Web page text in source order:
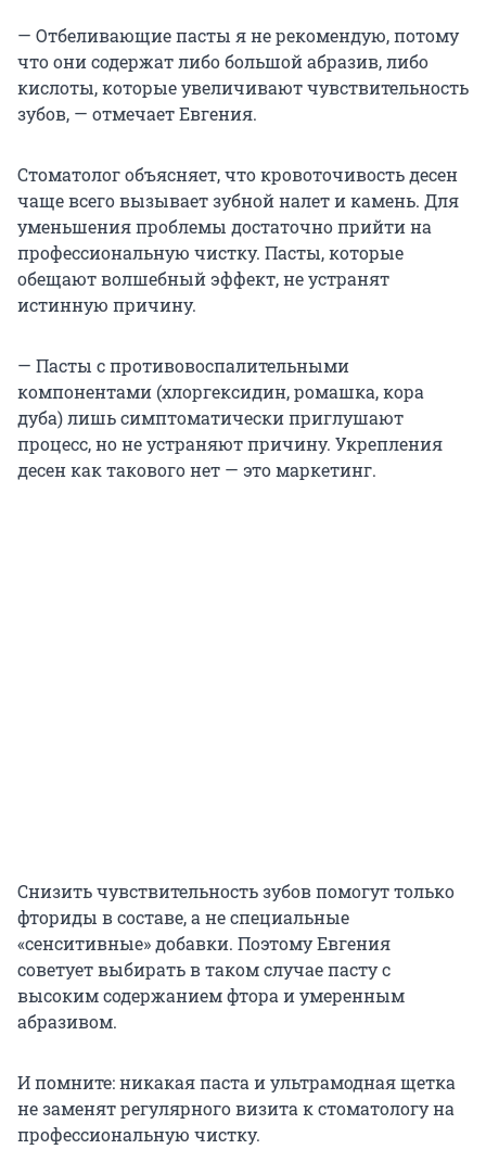
— Отбеливающие пасты я не рекомендую, потому
что они содержат либо большой абразив, либо
кислоты, которые увеличивают чувствительность
зубов, — отмечает Евгения.
Стоматолог объясняет, что кровоточивость десен
чаще всего вызывает зубной налет и камень. Для
уменьшения проблемы достаточно прийти на
профессиональную чистку. Пасты, которые
обещают волшебный эффект, не устранят
истинную причину.
— Пасты с противовоспалительными
компонентами (хлоргексидин, ромашка, кора
дуба) лишь симптоматически приглушают
процесс, но не устраняют причину. Укрепления
десен как такового нет — это маркетинг.
Снизить чувствительность зубов помогут только
фториды в составе, а не специальные
«сенситивные» добавки. Поэтому Евгения
советует выбирать в таком случае пасту с
высоким содержанием фтора и умеренным
абразивом.
И помните: никакая паста и ультрамодная щетка
не заменят регулярного визита к стоматологу на
профессиональную чистку.